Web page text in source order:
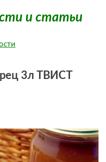
и статьи
3л ТВИСТ